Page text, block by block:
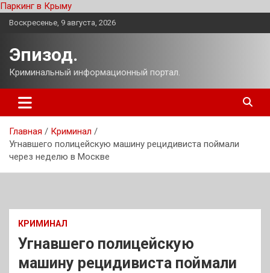
Паркинг в Крыму
Перейти
Воскресенье, 9 августа, 2026
Эпизод.
Криминальный информационный портал.
Главная
Криминал
Угнавшего полицейскую машину рецидивиста поймали
через неделю в Москве
КРИМИНАЛ
Угнавшего полицейскую
машину рецидивиста поймали